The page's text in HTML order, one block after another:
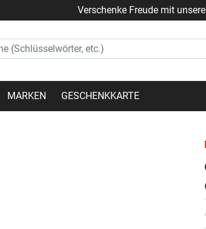
Verschenke Freude mit
MARKEN GESCHENKKARTE